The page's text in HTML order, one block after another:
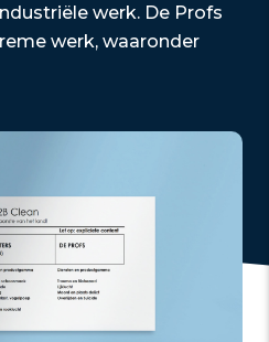
werk. De Profs
werk, waaronder